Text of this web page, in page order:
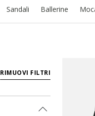
Sandali Ballerine
RIMUOVI FILTRI